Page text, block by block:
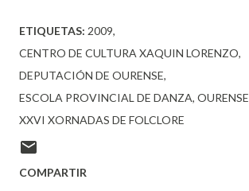
ETIQUETAS: 2009
CENTRO DE CULTURA XAQUIN LORENZO
DEPUTACIÓN DE OURENSE
ESCOLA PROVINCIAL DE DANZA OURENSE
XXVI XORNADAS DE FOLCLORE
COMPARTIR